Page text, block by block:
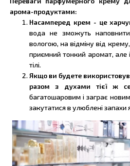
арома-продуктами:
Насамперед крем - це
вода не зможуть
вологою, на відміну від
приємний тонкий аромат, але
тілі.
Якщо ви будете
разом з духами тієї ж
багатошаровим і заграє
закутатися в улюблені запахи